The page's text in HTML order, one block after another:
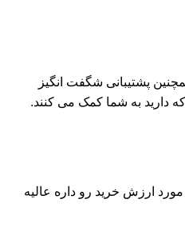
پشتیبانی شگفت انگیز
دارید به شما کمک می کنند.
ارزش خرید رو داره عالیه